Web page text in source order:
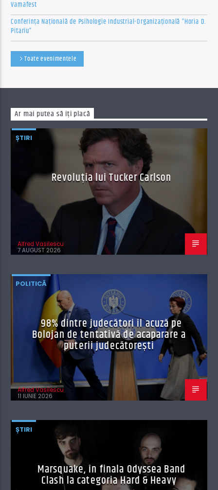
Vamafest
Conferința Națională de Psihologie Industrial-Organizațională ”Horia D.
Pitariu”
Toate evenimentele
Ar mai putea să îți placă
ȘTIRI
Revoluția lui Tucker Carlson
Alfred Vasilescu
7 AUGUST 2026
POLITICĂ
98% dintre judecători îl acuză pe
Bolojan de tentativă de acaparare a
puterii judecătorești
Alfred Vasilescu
11 IUNIE 2026
ȘTIRI
Marsquake, în finala Odyssea Band
Clash la categoria Hard & Heavy